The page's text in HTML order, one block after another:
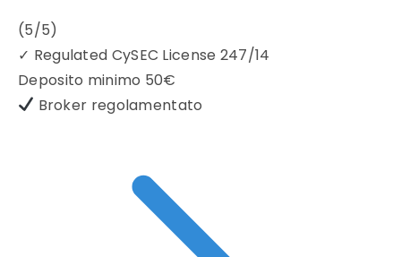
(5/5)
✓ Regulated CySEC License 247/14
Deposito minimo 50€
Broker regolamentato